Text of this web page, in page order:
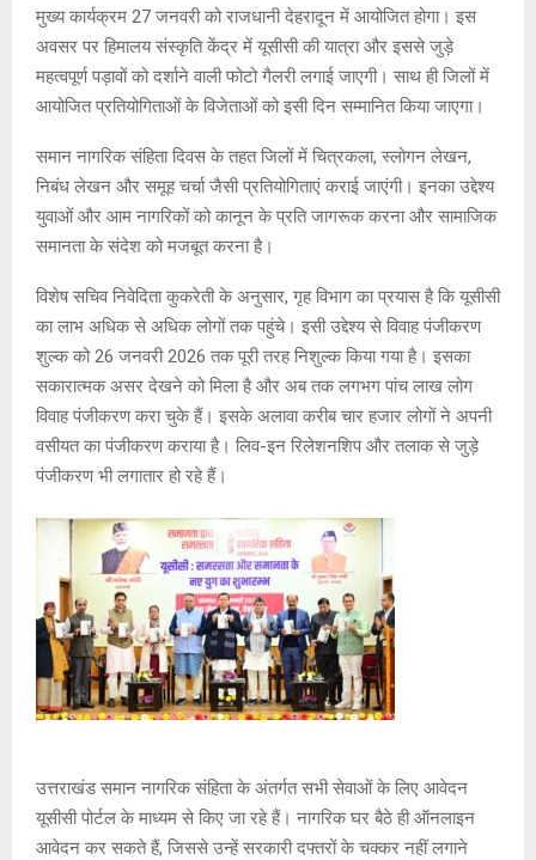
मुख्य कार्यक्रम 27 जनवरी को राजधानी देहरादून में आयोजित होगा। इस
अवसर पर हिमालय संस्कृति केंद्र में यूसीसी की यात्रा और इससे जुड़े
महत्वपूर्ण पड़ावों को दर्शाने वाली फोटो गैलरी लगाई जाएगी। साथ ही जिलों में
आयोजित प्रतियोगिताओं के विजेताओं को इसी दिन सम्मानित किया जाएगा।
समान नागरिक संहिता दिवस के तहत जिलों में चित्रकला, स्लोगन लेखन,
निबंध लेखन और समूह चर्चा जैसी प्रतियोगिताएं कराई जाएंगी। इनका उद्देश्य
युवाओं और आम नागरिकों को कानून के प्रति जागरूक करना और सामाजिक
समानता के संदेश को मजबूत करना है।
विशेष सचिव निवेदिता कुकरेती के अनुसार, गृह विभाग का प्रयास है कि यूसीसी
का लाभ अधिक से अधिक लोगों तक पहुंचे। इसी उद्देश्य से विवाह पंजीकरण
शुल्क को 26 जनवरी 2026 तक पूरी तरह निशुल्क किया गया है। इसका
सकारात्मक असर देखने को मिला है और अब तक लगभग पांच लाख लोग
विवाह पंजीकरण करा चुके हैं। इसके अलावा करीब चार हजार लोगों ने अपनी
वसीयत का पंजीकरण कराया है। लिव-इन रिलेशनशिप और तलाक से जुड़े
पंजीकरण भी लगातार हो रहे हैं।
उत्तराखंड समान नागरिक संहिता के अंतर्गत सभी सेवाओं के लिए आवेदन
यूसीसी पोर्टल के माध्यम से किए जा रहे हैं। नागरिक घर बैठे ही ऑनलाइन
आवेदन कर सकते हैं, जिससे उन्हें सरकारी दफ्तरों के चक्कर नहीं लगाने